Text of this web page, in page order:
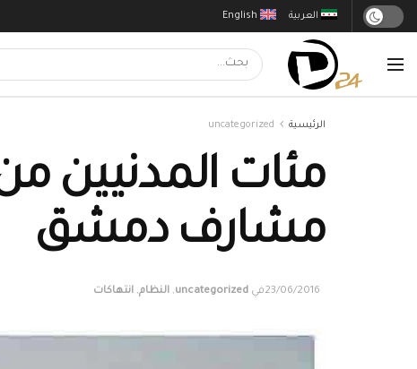
English العربية
الرئيسية uncategorized
مئات المدنيين
مشارف دمشق
23/06/2016في uncategorized
, النظام, انتهاكات